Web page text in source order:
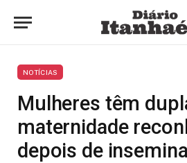
NOTÍCIAS
Mulheres têm
maternidade
depois de